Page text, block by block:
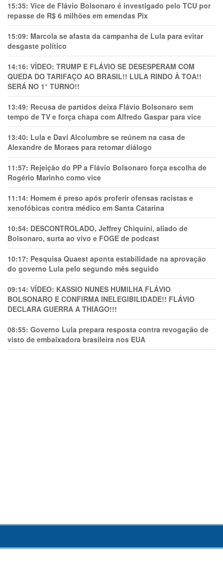
15:35: Vice de Flávio Bolsonaro é investigado pelo TCU por
repasse de R$ 6 milhões em emendas Pix
15:09: Marcola se afasta da campanha de Lula para evitar
desgaste político
14:16: VÍDEO: TRUMP E FLÁVIO SE DESESPERAM COM
QUEDA DO TARIFAÇO AO BRASIL!! LULA RINDO À TOA!!
SERÁ NO 1° TURNO!!
13:49: Recusa de partidos deixa Flávio Bolsonaro sem
tempo de TV e força chapa com Alfredo Gaspar para vice
13:40: Lula e Davi Alcolumbre se reúnem na casa de
Alexandre de Moraes para retomar diálogo
11:57: Rejeição do PP a Flávio Bolsonaro força escolha de
Rogério Marinho como vice
11:14: Homem é preso após proferir ofensas racistas e
xenofóbicas contra médico em Santa Catarina
10:54: DESCONTROLADO, Jeffrey Chiquini, aliado de
Bolsonaro, surta ao vivo e FOGE de podcast
10:17: Pesquisa Quaest aponta estabilidade na aprovação
do governo Lula pelo segundo mês seguido
09:14: VÍDEO: KASSIO NUNES HUMlLHA FLÁVIO
BOLSONARO E CONFIRMA INELEGIBILIDADE!! FLÁVIO
DECLARA GUERRA A THIAGO!!!
08:55: Governo Lula prepara resposta contra revogação de
visto de embaixadora brasileira nos EUA